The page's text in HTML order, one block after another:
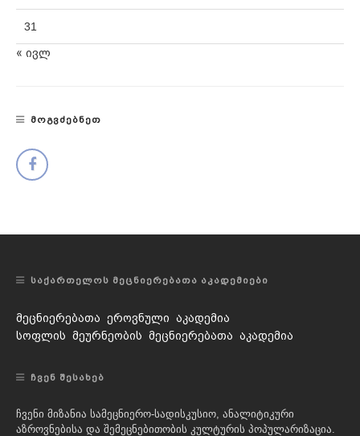
31
« ივლ
ᲛᲝᲒᲕᲫᲔᲑᲜᲔᲗ
ᲡᲐᲥᲐᲠᲗᲔᲚᲝᲡ ᲛᲔᲪᲜᲘᲔᲠᲔᲑᲐᲗᲐ ᲐᲙᲐᲓᲔᲛᲘᲔᲑᲘ
მეცნიერებათა ეროვნული აკადემია
სოფლის მეურნეობის მეცნიერებათა აკადემია
ᲩᲕᲔᲜ ᲨᲔᲡᲐᲮᲔᲑ
ჩვენი მიზანია სამეცნიერო-სადისკუსიო, ანალიტიკური
აზროვნებისა და შემეცნებითობის კულტურის პოპულარიზაცია.